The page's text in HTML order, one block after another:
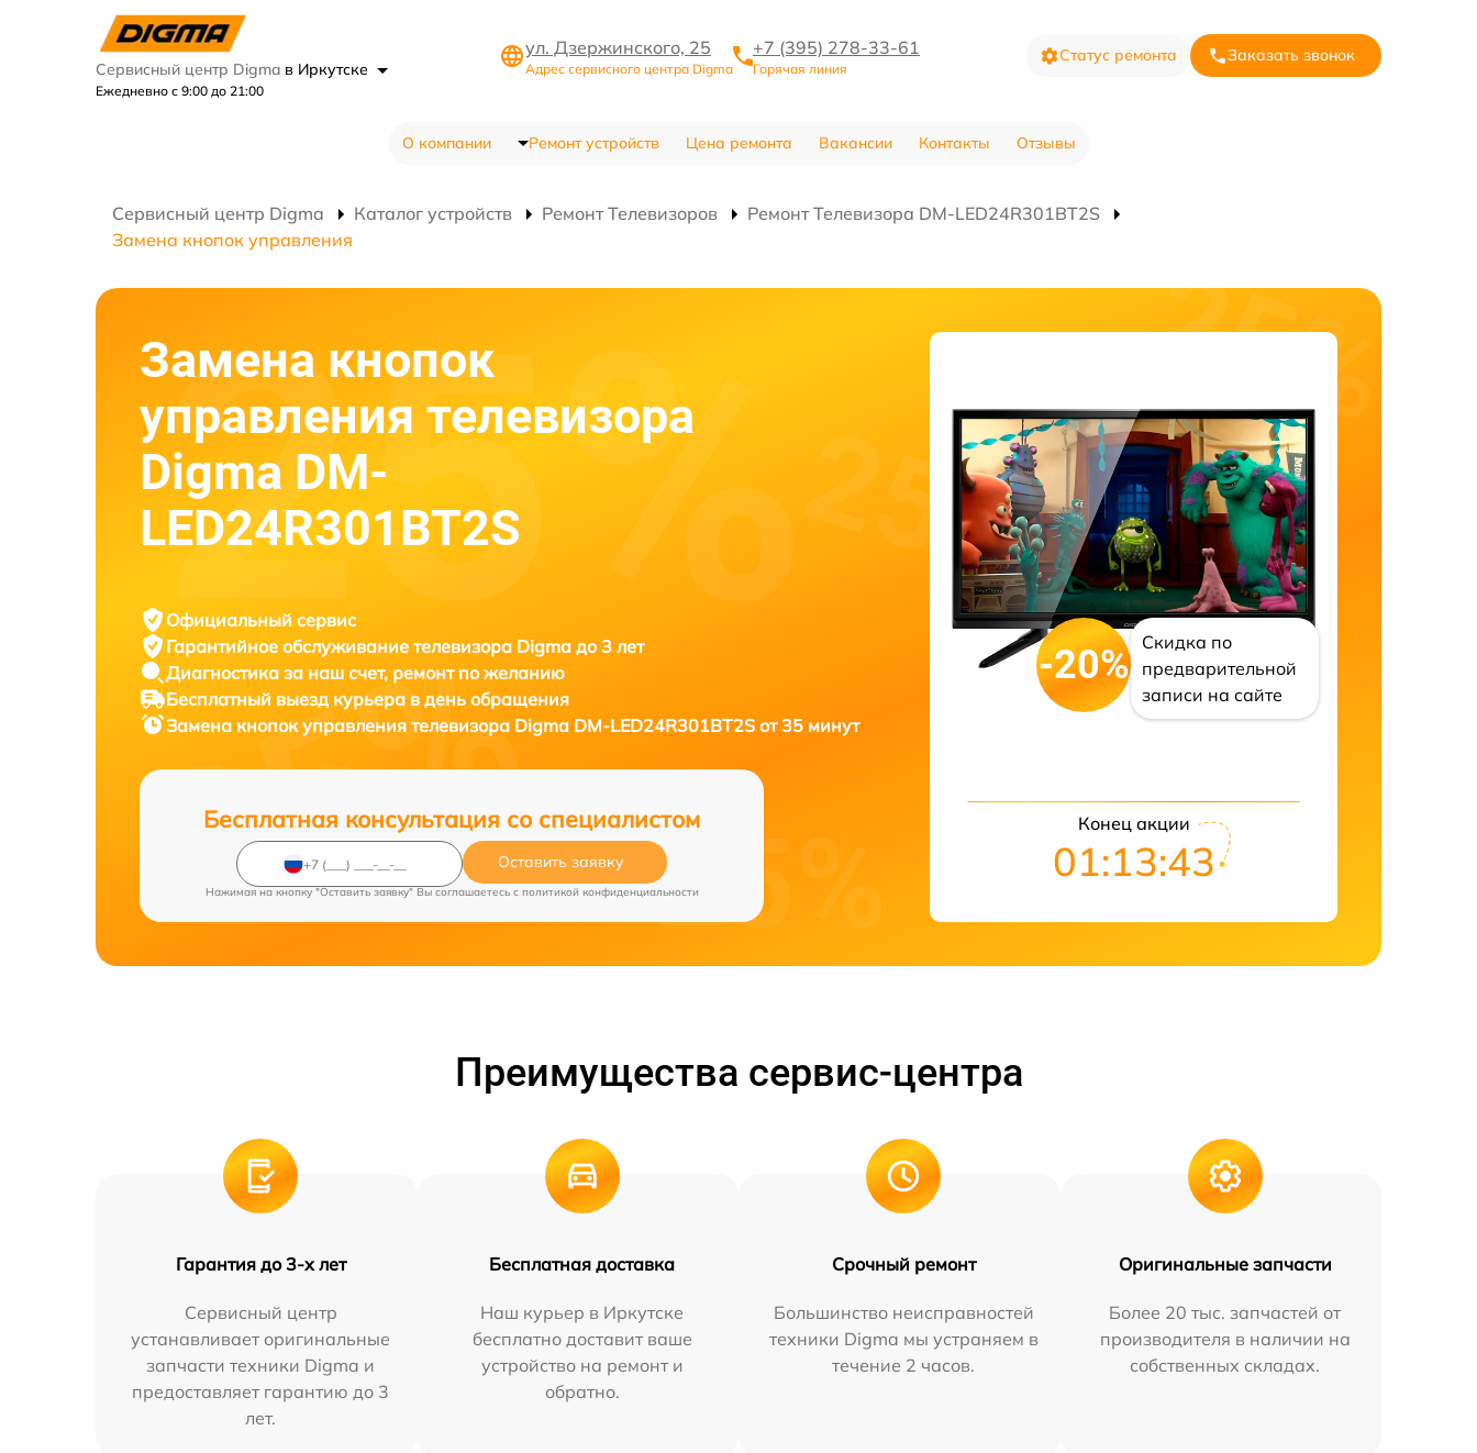
Сервисный центр Digma в Иркутске
Ежедневно с 9:00 до 21:00
ул. Дзержинского, 25
Адрес сервисного центра Digma
+7 (395) 278-33-61
Горячая линия
Статус ремонта Заказать звонок
О компании Ремонт устройств Цена ремонта Вакансии Контакты Отзывы
Сервисный центр Digma Каталог устройств Ремонт Телевизоров
Ремонт Телевизора DM-LED24R301BT2S
Замена кнопок управления
Замена кнопок
управления телевизора
Digma DM-
LED24R301BT2S
Официальный сервис
Гарантийное обслуживание телевизора Digma до 3 лет
Диагностика за наш счет, ремонт по желанию
Бесплатный выезд курьера в день обращения
Замена кнопок управления телевизора Digma DM-LED24R301BT2S от 35 минут
Бесплатная консультация со специалистом
Оставить заявку
Нажимая на кнопку "Оставить заявку" Вы соглашаетесь c политикой конфиденциальности
-20%
Скидка по
предварительной
записи на сайте
Конец акции
01:13:42
Преимущества сервис-центра
Гарантия до 3-х лет
Сервисный центр
устанавливает оригинальные
запчасти техники Digma и
предоставляет гарантию до 3
лет.
Бесплатная доставка
Наш курьер в Иркутске
бесплатно доставит ваше
устройство на ремонт и
обратно.
Срочный ремонт
Большинство неисправностей
техники Digma мы устраняем в
течение 2 часов.
Оригинальные запчасти
Более 20 тыс. запчастей от
производителя в наличии на
собственных складах.